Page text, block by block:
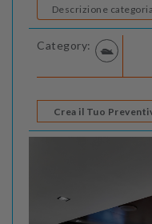
Descrizione categoria
Category:
Crea il Tuo